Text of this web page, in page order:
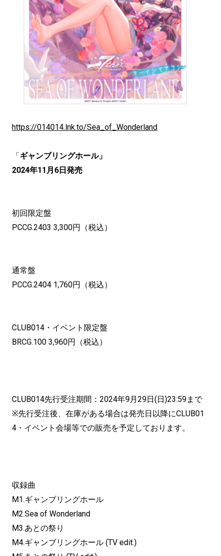
https://014014.lnk.to/Sea_of_Wonderland
「ギャンブリングホール」
2024年11月6日発売
初回限定盤
PCCG.2403 3,300円（税込）
通常盤
PCCG.2404 1,760円（税込）
CLUB014・イベント限定盤
BRCG.100 3,960円（税込）
CLUB014先行受注期間：2024年9月29日(日)23:59まで
※先行受注後、在庫がある場合は発売日以降にCLUB01
4・イベント会場等での販売を予定しております。
収録曲
M1.ギャンブリングホール
M2.Sea of Wonderland
M3.あとの祭り
M4.ギャンブリングホール (TV edit.)